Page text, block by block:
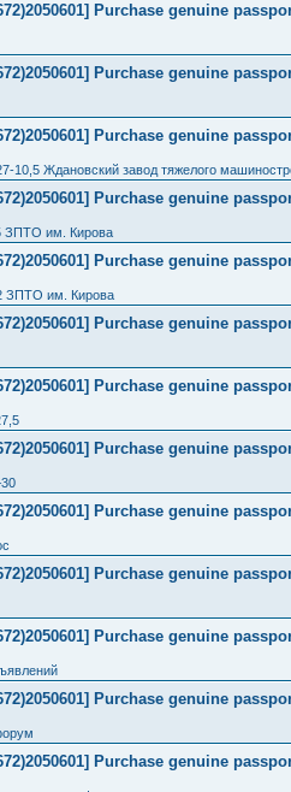
Purchase genuine
Purchase genuine
Purchase genuine
10,5 Ждановский завод тяжелого
Purchase genuine
ЗПТО им. Кирова
Purchase genuine
ЗПТО им. Кирова
Purchase genuine
Purchase genuine
Purchase genuine
Purchase genuine
Purchase genuine
Purchase genuine
Purchase genuine
Purchase genuine